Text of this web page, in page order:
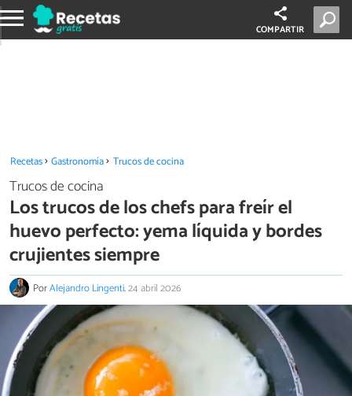
COMPARTIR
Recetas Gastronomía Trucos de cocina
Trucos de cocina
Los trucos de los chefs para freír el
huevo perfecto: yema líquida y bordes
crujientes siempre
PorAlejandro Lingenti.24 abril 2026